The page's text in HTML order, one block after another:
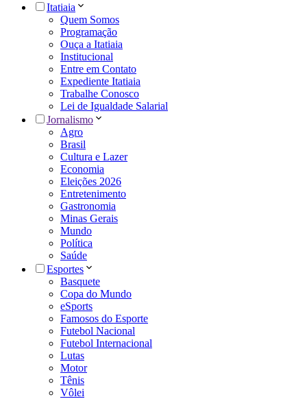
Itatiaia
Quem Somos
Programação
Ouça a Itatiaia
Institucional
Entre em Contato
Expediente Itatiaia
Trabalhe Conosco
Lei de Igualdade Salarial
Jornalismo
Agro
Brasil
Cultura e Lazer
Economia
Eleições 2026
Entretenimento
Gastronomia
Minas Gerais
Mundo
Política
Saúde
Esportes
Basquete
Copa do Mundo
eSports
Famosos do Esporte
Futebol Nacional
Futebol Internacional
Lutas
Motor
Tênis
Vôlei